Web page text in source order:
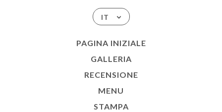
IT
PAGINA INIZIALE
GALLERIA
RECENSIONE
MENU
STAMPA